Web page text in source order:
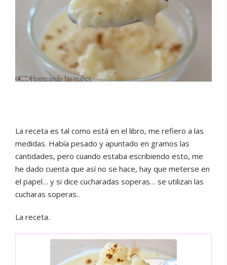
La receta es tal como está en el libro, me refiero a las
medidas. Había pesado y apuntado en gramos las
cantidades, pero cuando estaba escribiendo esto, me
he dado cuenta que así no se hace, hay que meterse en
el papel… y si dice cucharadas soperas… se utilizan las
cucharas soperas..
La receta.